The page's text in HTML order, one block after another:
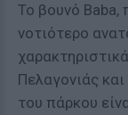
Το βουνό Baba,
νοτιότερο
Πελαγονιάς
του πάρκου